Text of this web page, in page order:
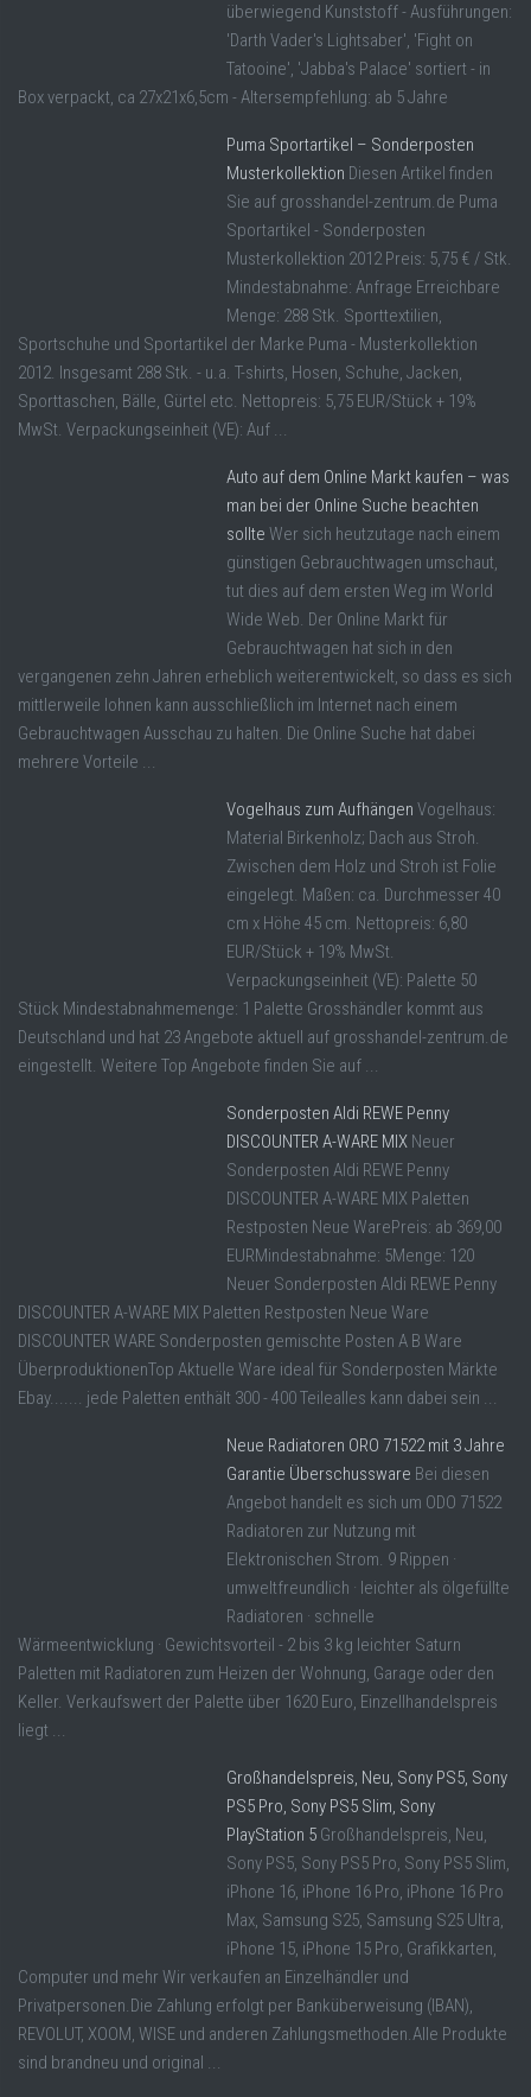
überwiegend Kunststoff - Ausführungen:
'Darth Vader's Lightsaber', 'Fight on
Tatooine', 'Jabba's Palace' sortiert - in
Box verpackt, ca 27x21x6,5cm - Altersempfehlung: ab 5 Jahre
Puma Sportartikel – Sonderposten
Musterkollektion Diesen Artikel finden
Sie auf grosshandel-zentrum.de Puma
Sportartikel - Sonderposten
Musterkollektion 2012 Preis: 5,75 € / Stk.
Mindestabnahme: Anfrage Erreichbare
Menge: 288 Stk. Sporttextilien,
Sportschuhe und Sportartikel der Marke Puma - Musterkollektion
2012. Insgesamt 288 Stk. - u.a. T-shirts, Hosen, Schuhe, Jacken,
Sporttaschen, Bälle, Gürtel etc. Nettopreis: 5,75 EUR/Stück + 19%
MwSt. Verpackungseinheit (VE): Auf ...
Auto auf dem Online Markt kaufen – was
man bei der Online Suche beachten
sollte Wer sich heutzutage nach einem
günstigen Gebrauchtwagen umschaut,
tut dies auf dem ersten Weg im World
Wide Web. Der Online Markt für
Gebrauchtwagen hat sich in den
vergangenen zehn Jahren erheblich weiterentwickelt, so dass es sich
mittlerweile lohnen kann ausschließlich im Internet nach einem
Gebrauchtwagen Ausschau zu halten. Die Online Suche hat dabei
mehrere Vorteile ...
Vogelhaus zum Aufhängen Vogelhaus:
Material Birkenholz; Dach aus Stroh.
Zwischen dem Holz und Stroh ist Folie
eingelegt. Maßen: ca. Durchmesser 40
cm x Höhe 45 cm. Nettopreis: 6,80
EUR/Stück + 19% MwSt.
Verpackungseinheit (VE): Palette 50
Stück Mindestabnahmemenge: 1 Palette Grosshändler kommt aus
Deutschland und hat 23 Angebote aktuell auf grosshandel-zentrum.de
eingestellt. Weitere Top Angebote finden Sie auf ...
Sonderposten Aldi REWE Penny
DISCOUNTER A-WARE MIX Neuer
Sonderposten Aldi REWE Penny
DISCOUNTER A-WARE MIX Paletten
Restposten Neue WarePreis: ab 369,00
EURMindestabnahme: 5Menge: 120
Neuer Sonderposten Aldi REWE Penny
DISCOUNTER A-WARE MIX Paletten Restposten Neue Ware
DISCOUNTER WARE Sonderposten gemischte Posten A B Ware
ÜberproduktionenTop Aktuelle Ware ideal für Sonderposten Märkte
Ebay....... jede Paletten enthält 300 - 400 Teilealles kann dabei sein ...
Neue Radiatoren ORO 71522 mit 3 Jahre
Garantie Überschussware Bei diesen
Angebot handelt es sich um ODO 71522
Radiatoren zur Nutzung mit
Elektronischen Strom. 9 Rippen ·
umweltfreundlich · leichter als ölgefüllte
Radiatoren · schnelle
Wärmeentwicklung · Gewichtsvorteil - 2 bis 3 kg leichter Saturn
Paletten mit Radiatoren zum Heizen der Wohnung, Garage oder den
Keller. Verkaufswert der Palette über 1620 Euro, Einzellhandelspreis
liegt ...
Großhandelspreis, Neu, Sony PS5, Sony
PS5 Pro, Sony PS5 Slim, Sony
PlayStation 5 Großhandelspreis, Neu,
Sony PS5, Sony PS5 Pro, Sony PS5 Slim,
iPhone 16, iPhone 16 Pro, iPhone 16 Pro
Max, Samsung S25, Samsung S25 Ultra,
iPhone 15, iPhone 15 Pro, Grafikkarten,
Computer und mehr Wir verkaufen an Einzelhändler und
Privatpersonen.Die Zahlung erfolgt per Banküberweisung (IBAN),
REVOLUT, XOOM, WISE und anderen Zahlungsmethoden.Alle Produkte
sind brandneu und original ...